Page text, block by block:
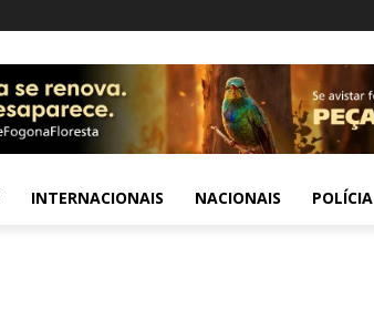
INTERNACIONAIS NACIONAIS POLÍCIA